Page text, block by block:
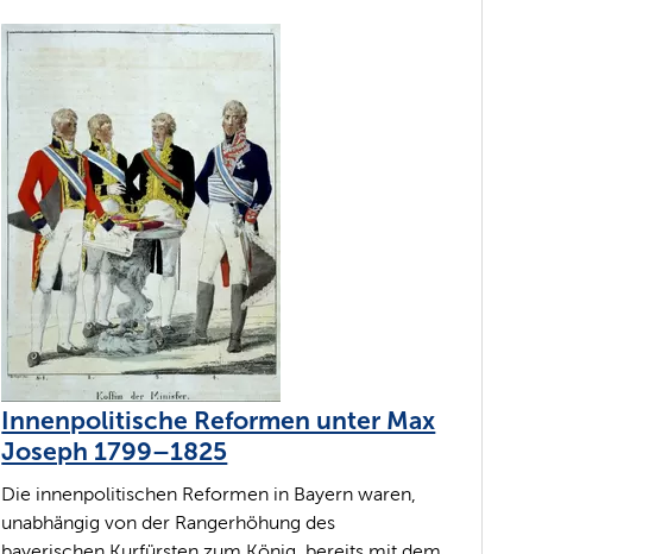
Innenpolitische Reformen unter Max
Joseph 1799–1825
Die innenpolitischen Reformen in Bayern waren,
unabhängig von der Rangerhöhung des